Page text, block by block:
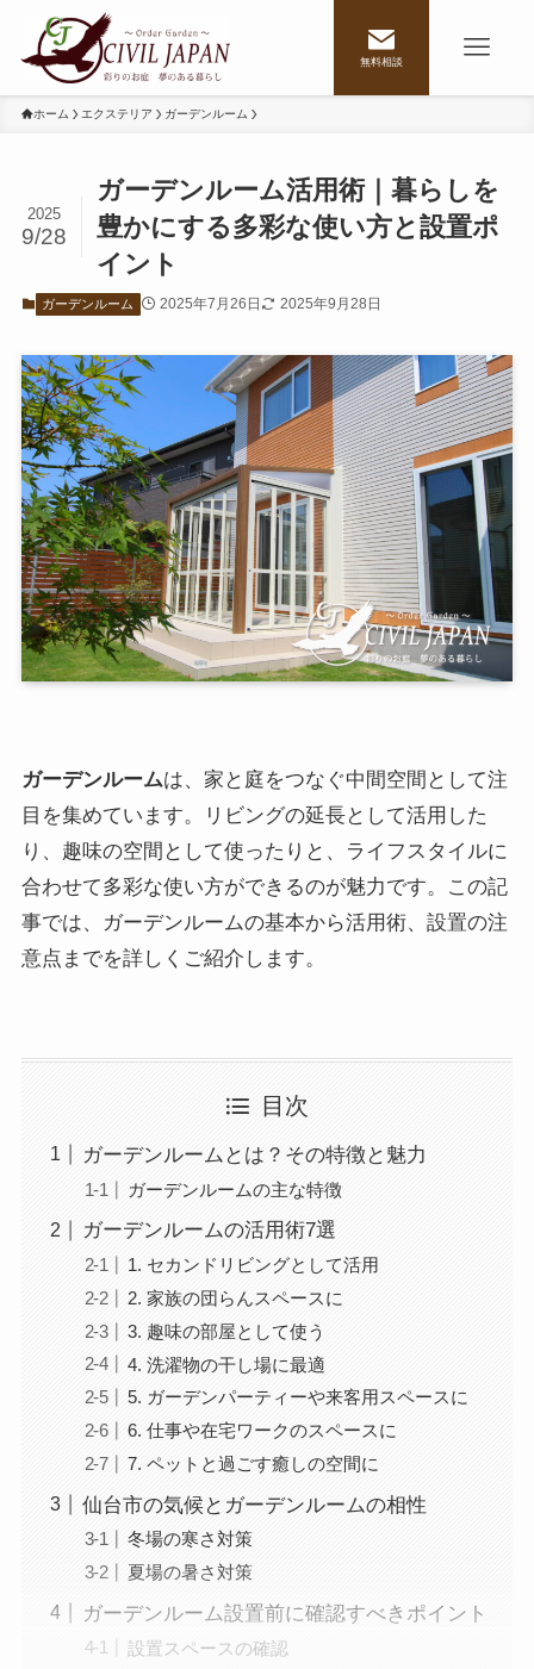
無料相談
ホーム エクステリア ガーデンルーム
ガーデンルーム活用術｜暮らしを
豊かにする多彩な使い方と設置ポ
イント
2025
9/28
ガーデンルーム 2025年7月26日 2025年9月28日
ガーデンルームは、家と庭をつなぐ中間空間として注
目を集めています。リビングの延長として活用した
り、趣味の空間として使ったりと、ライフスタイルに
合わせて多彩な使い方ができるのが魅力です。この記
事では、ガーデンルームの基本から活用術、設置の注
意点までを詳しくご紹介します。
目次
ガーデンルームとは？その特徴と魅力
ガーデンルームの主な特徴
ガーデンルームの活用術7選
1. セカンドリビングとして活用
2. 家族の団らんスペースに
3. 趣味の部屋として使う
4. 洗濯物の干し場に最適
5. ガーデンパーティーや来客用スペースに
6. 仕事や在宅ワークのスペースに
7. ペットと過ごす癒しの空間に
仙台市の気候とガーデンルームの相性
冬場の寒さ対策
夏場の暑さ対策
ガーデンルーム設置前に確認すべきポイント
設置スペースの確認